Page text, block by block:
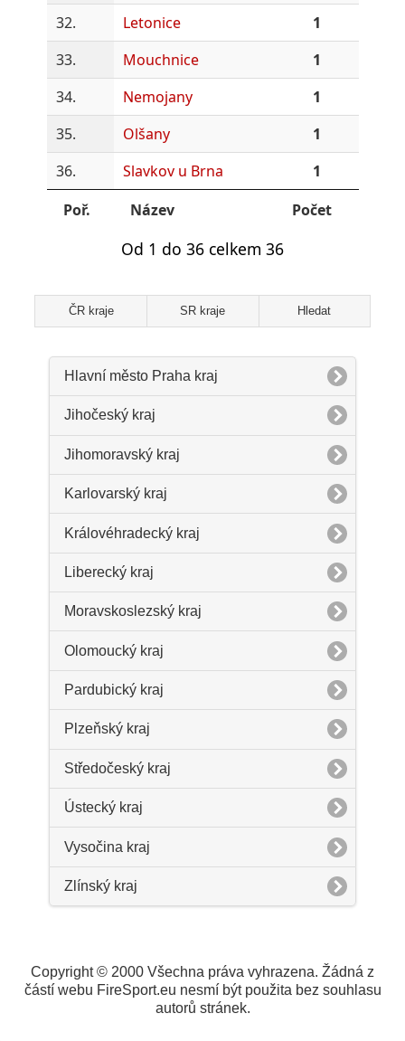
32.
Letonice
1
33.
Mouchnice
1
34.
Nemojany
1
35.
Olšany
1
36.
Slavkov u Brna
1
Poř.
Název Počet
Od 1 do 36 celkem 36
ČR kraje SR kraje Hledat
Hlavní město Praha kraj
Jihočeský kraj
Jihomoravský kraj
Karlovarský kraj
Královéhradecký kraj
Liberecký kraj
Moravskoslezský kraj
Olomoucký kraj
Pardubický kraj
Plzeňský kraj
Středočeský kraj
Ústecký kraj
Vysočina kraj
Zlínský kraj
Copyright © 2000 Všechna práva vyhrazena. Žádná z
částí webu FireSport.eu nesmí být použita bez souhlasu
autorů stránek.